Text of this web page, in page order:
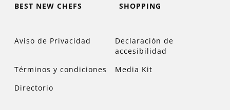
BEST NEW CHEFS
SHOPPING
Aviso de Privacidad
Declaración de
accesibilidad
Términos y condiciones
Media Kit
Directorio